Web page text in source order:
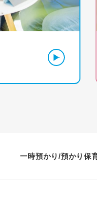
一時預かり/預かり保